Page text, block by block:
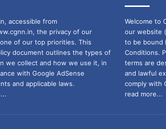
accessible from
the privacy of our
of our top priorities. This
document outlines the types of
we collect and how we use it, in
with Google AdSense
and applicable laws.
Welcome to
our website
to be bound
Conditions.
terms are
and lawful
comply with
read more...